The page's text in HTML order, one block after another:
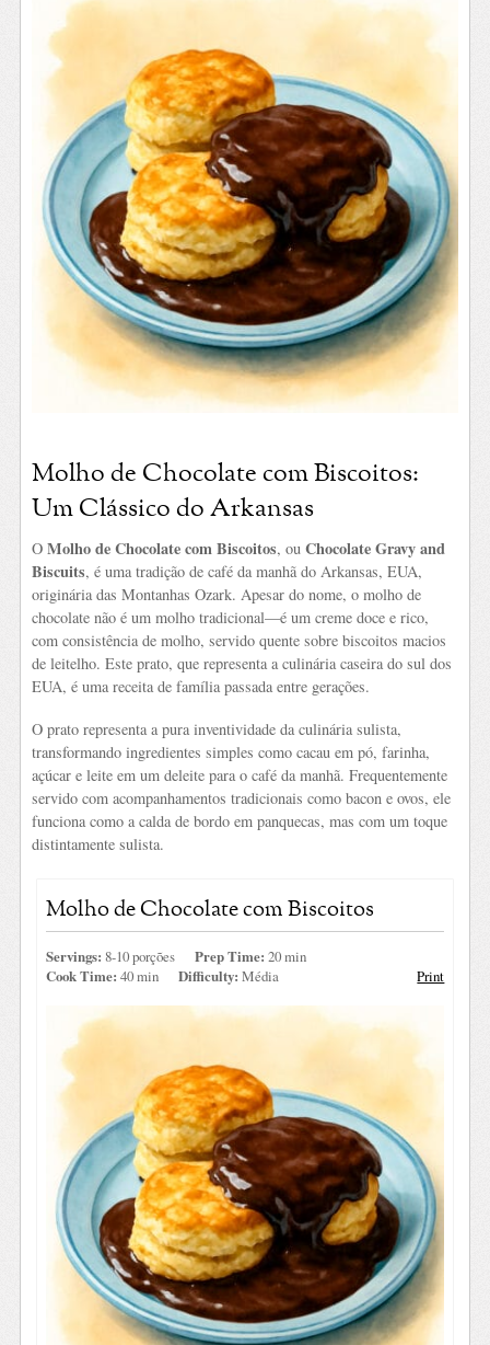
Molho de Chocolate com Biscoitos:
Um Clássico do Arkansas
O Molho de Chocolate com Biscoitos, ou Chocolate Gravy and
Biscuits, é uma tradição de café da manhã do Arkansas, EUA,
originária das Montanhas Ozark. Apesar do nome, o molho de
chocolate não é um molho tradicional—é um creme doce e rico,
com consistência de molho, servido quente sobre biscoitos macios
de leitelho. Este prato, que representa a culinária caseira do sul dos
EUA, é uma receita de família passada entre gerações.
O prato representa a pura inventividade da culinária sulista,
transformando ingredientes simples como cacau em pó, farinha,
açúcar e leite em um deleite para o café da manhã. Frequentemente
servido com acompanhamentos tradicionais como bacon e ovos, ele
funciona como a calda de bordo em panquecas, mas com um toque
distintamente sulista.
Molho de Chocolate com Biscoitos
Servings: 8-10 porções Prep Time: 20 min
Cook Time: 40 min Difficulty: Média Print